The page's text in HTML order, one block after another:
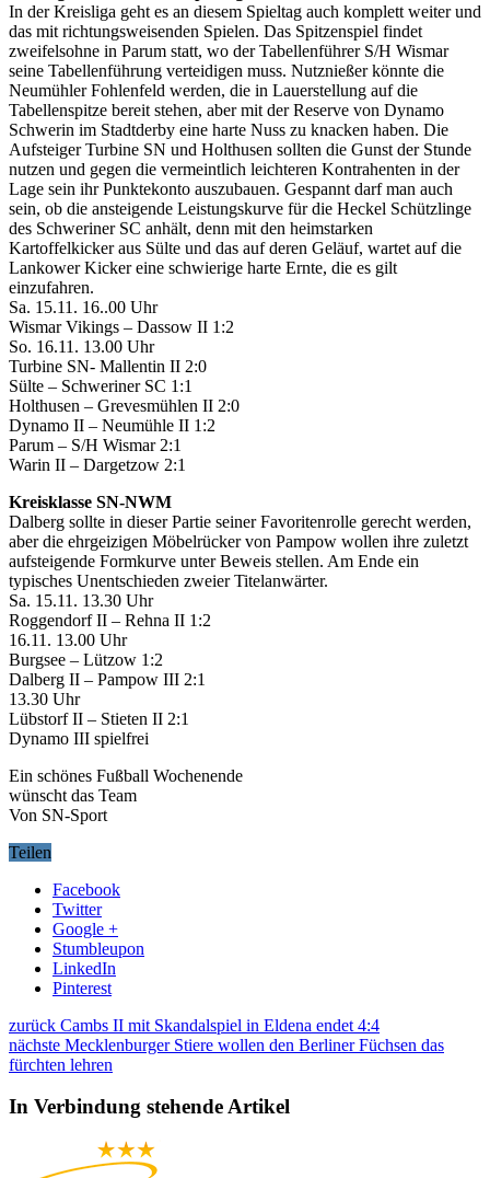
In der Kreisliga geht es an diesem Spieltag auch komplett weiter und
das mit richtungsweisenden Spielen. Das Spitzenspiel findet
zweifelsohne in Parum statt, wo der Tabellenführer S/H Wismar
seine Tabellenführung verteidigen muss. Nutznießer könnte die
Neumühler Fohlenfeld werden, die in Lauerstellung auf die
Tabellenspitze bereit stehen, aber mit der Reserve von Dynamo
Schwerin im Stadtderby eine harte Nuss zu knacken haben. Die
Aufsteiger Turbine SN und Holthusen sollten die Gunst der Stunde
nutzen und gegen die vermeintlich leichteren Kontrahenten in der
Lage sein ihr Punktekonto auszubauen. Gespannt darf man auch
sein, ob die ansteigende Leistungskurve für die Heckel Schützlinge
des Schweriner SC anhält, denn mit den heimstarken
Kartoffelkicker aus Sülte und das auf deren Geläuf, wartet auf die
Lankower Kicker eine schwierige harte Ernte, die es gilt
einzufahren.
Sa. 15.11. 16..00 Uhr
Wismar Vikings – Dassow II 1:2
So. 16.11. 13.00 Uhr
Turbine SN- Mallentin II 2:0
Sülte – Schweriner SC 1:1
Holthusen – Grevesmühlen II 2:0
Dynamo II – Neumühle II 1:2
Parum – S/H Wismar 2:1
Warin II – Dargetzow 2:1
Kreisklasse SN-NWM
Dalberg sollte in dieser Partie seiner Favoritenrolle gerecht werden,
aber die ehrgeizigen Möbelrücker von Pampow wollen ihre zuletzt
aufsteigende Formkurve unter Beweis stellen. Am Ende ein
typisches Unentschieden zweier Titelanwärter.
Sa. 15.11. 13.30 Uhr
Roggendorf II – Rehna II 1:2
16.11. 13.00 Uhr
Burgsee – Lützow 1:2
Dalberg II – Pampow III 2:1
13.30 Uhr
Lübstorf II – Stieten II 2:1
Dynamo III spielfrei
Ein schönes Fußball Wochenende
wünscht das Team
Von SN-Sport
Teilen
Facebook
Twitter
Google +
Stumbleupon
LinkedIn
Pinterest
zurück Cambs II mit Skandalspiel in Eldena endet 4:4
nächste Mecklenburger Stiere wollen den Berliner Füchsen das
fürchten lehren
In Verbindung stehende Artikel